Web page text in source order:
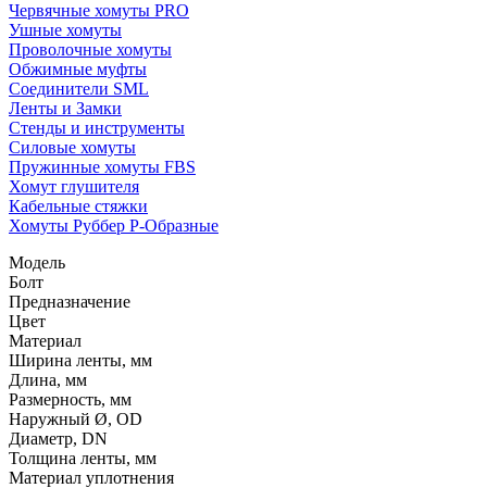
Червячные хомуты PRO
Ушные хомуты
Проволочные хомуты
Обжимные муфты
Соединители SML
Ленты и Замки
Стенды и инструменты
Силовые хомуты
Пружинные хомуты FBS
Хомут глушителя
Кабельные стяжки
Хомуты Руббер Р-Образные
Модель
Болт
Предназначение
Цвет
Материал
Ширина ленты, мм
Длина, мм
Размерность, мм
Наружный Ø, OD
Диаметр, DN
Толщина ленты, мм
Материал уплотнения